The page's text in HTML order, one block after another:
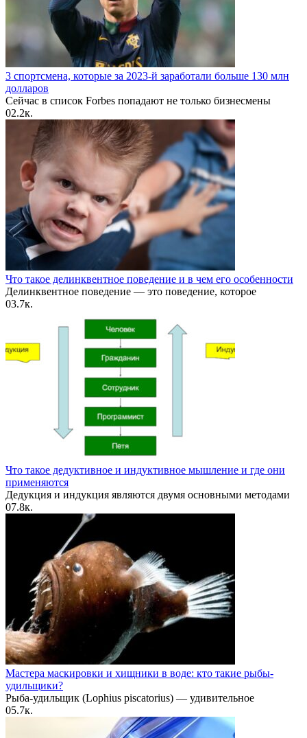
3 спортсмена, которые за 2023-й заработали больше 130 млн
долларов
Сейчас в список Forbes попадают не только бизнесмены
02.2к.
Что такое делинквентное поведение и в чем его особенности
Делинквентное поведение — это поведение, которое
03.7к.
Что такое дедуктивное и индуктивное мышление и где они
применяются
Дедукция и индукция являются двумя основными методами
07.8к.
Мастера маскировки и хищники в воде: кто такие рыбы-
удильщики?
Рыба-удильщик (Lophius piscatorius) — удивительное
05.7к.